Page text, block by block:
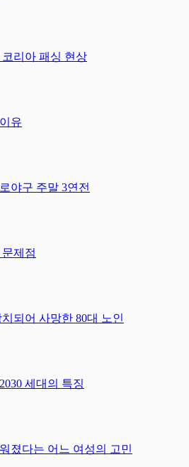
리아 패싱 현상
유
야구 주말 3연전
제점
되어 사망한 80대 노인
세대의 특징
졌다는 어느 여성의 고민